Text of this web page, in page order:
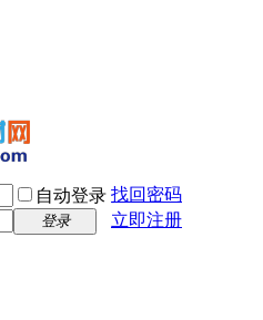
自动登录 找回密码
登录
立即注册